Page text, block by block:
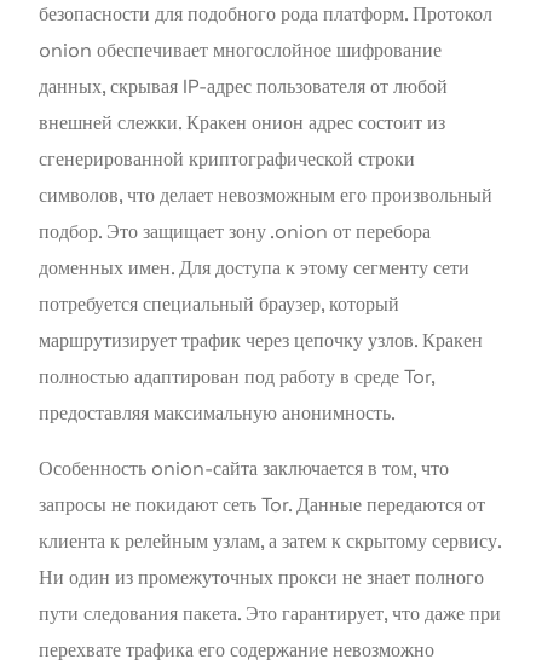
безопасности для подобного рода платформ. Протокол
onion обеспечивает многослойное шифрование
данных, скрывая IP-адрес пользователя от любой
внешней слежки. Кракен онион адрес состоит из
сгенерированной криптографической строки
символов, что делает невозможным его произвольный
подбор. Это защищает зону .onion от перебора
доменных имен. Для доступа к этому сегменту сети
потребуется специальный браузер, который
маршрутизирует трафик через цепочку узлов. Кракен
полностью адаптирован под работу в среде Tor,
предоставляя максимальную анонимность.
Особенность onion-сайта заключается в том, что
запросы не покидают сеть Tor. Данные передаются от
клиента к релейным узлам, а затем к скрытому сервису.
Ни один из промежуточных прокси не знает полного
пути следования пакета. Это гарантирует, что даже при
перехвате трафика его содержание невозможно